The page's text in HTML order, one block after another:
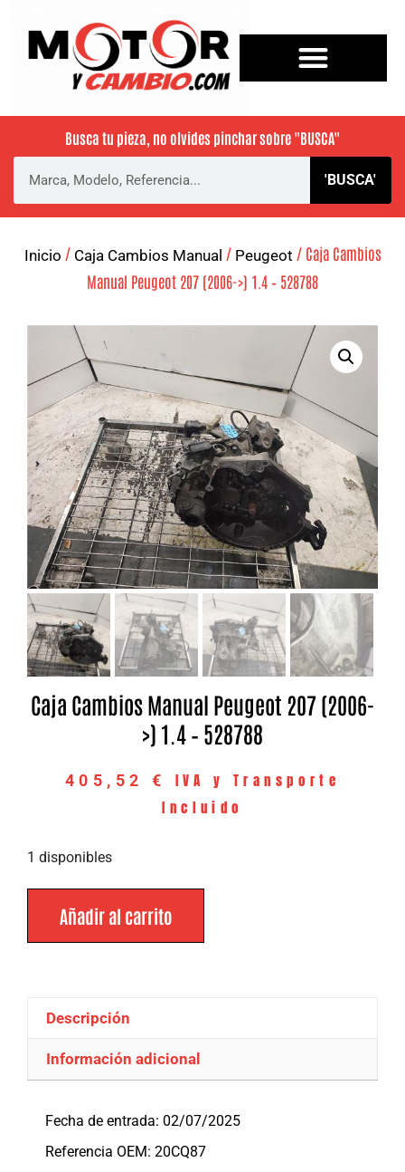
Busca tu pieza, no olvides pinchar sobre "BUSCA"
'BUSCA'
Inicio / Caja Cambios Manual / Peugeot / Caja Cambios
Manual Peugeot 207 (2006->) 1.4 – 528788
Caja Cambios Manual Peugeot 207 (2006-
>) 1.4 – 528788
405,52 €
IVA y Transporte
Incluido
1 disponibles
Añadir al carrito
Descripción
Información adicional
Fecha de entrada: 02/07/2025
Referencia OEM: 20CQ87